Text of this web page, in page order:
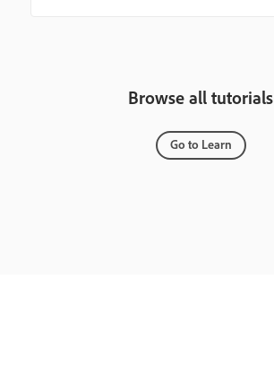
Browse all tutorials
Go to Learn